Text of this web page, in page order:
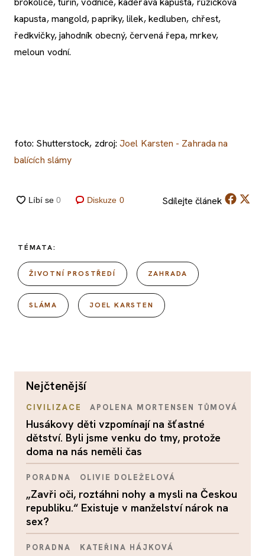
kapusta, mangold, papriky, lilek, kedluben, chřest,
ředkvičky, jahodník obecný, červená řepa, mrkev,
meloun vodní.
foto: Shutterstock, zdroj:Joel Karsten - Zahrada na
balících slámy
Diskuze 0 Sdílejte článek
TÉMATA:
ŽIVOTNÍ PROSTŘEDÍ ZAHRADA
SLÁMA JOEL KARSTEN
nejčtenější
CIVILIZACE APOLENA MORTENSEN TŮMOVÁ
Husákovy děti vzpomínají na šťastné
dětství. Byli jsme venku do tmy, protože
doma na nás neměli čas
PORADNA OLIVIE DOLEŽELOVÁ
„Zavři oči, roztáhni nohy a mysli na Českou
republiku.“ Existuje v manželství nárok na
sex?
PORADNA KATEŘINA HÁJKOVÁ